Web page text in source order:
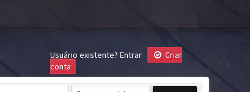
Usuário existente? Entrar
Criar
conta